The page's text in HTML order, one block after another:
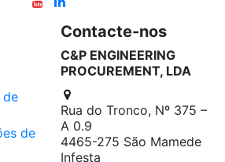
de
de
Contacte-nos
C&P ENGINEERING
PROCUREMENT, LDA
Rua do Tronco, Nº 375 –
A 0.9
4465-275 São Mamede
Infesta